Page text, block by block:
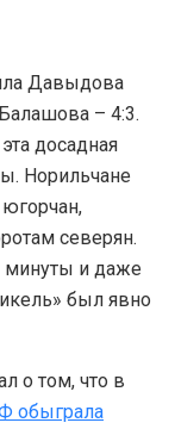
Давыдова
– 4:3.
досадная
Норильчане
северян.
и даже
был явно
о том, что в
обыграла